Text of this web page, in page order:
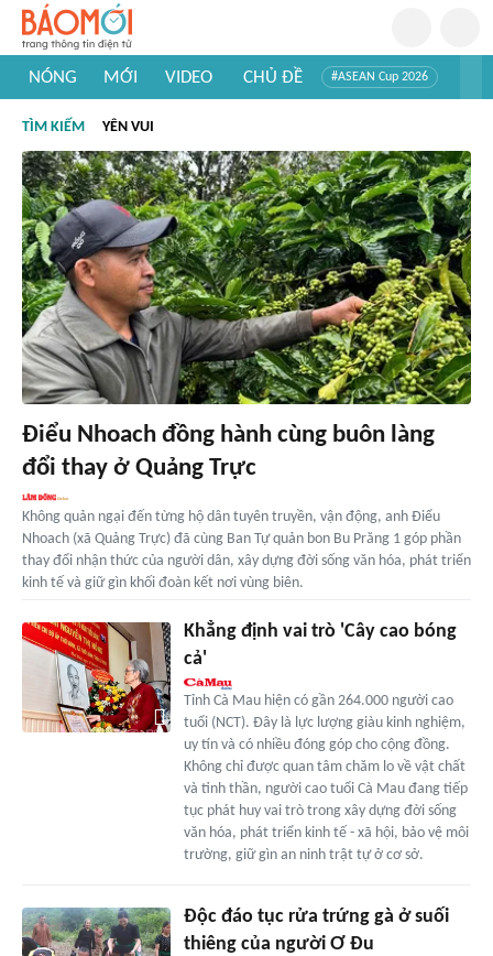
NÓNG MỚI VIDEO CHỦ ĐỀ #ASEAN Cup 2026
#Khám phá thế giới
TÌM KIẾM YÊN VUI
Điểu Nhoach đồng hành cùng buôn làng
đổi thay ở Quảng Trực
Không quản ngại đến từng hộ dân tuyên truyền, vận động, anh Điểu
Nhoach (xã Quảng Trực) đã cùng Ban Tự quản bon Bu Prăng 1 góp phần
thay đổi nhận thức của người dân, xây dựng đời sống văn hóa, phát triển
kinh tế và giữ gìn khối đoàn kết nơi vùng biên.
Khẳng định vai trò 'Cây cao bóng
cả'
Tỉnh Cà Mau hiện có gần 264.000 người cao
tuổi (NCT). Đây là lực lượng giàu kinh nghiệm,
uy tín và có nhiều đóng góp cho cộng đồng.
Không chỉ được quan tâm chăm lo về vật chất
và tinh thần, người cao tuổi Cà Mau đang tiếp
tục phát huy vai trò trong xây dựng đời sống
văn hóa, phát triển kinh tế - xã hội, bảo vệ môi
trường, giữ gìn an ninh trật tự ở cơ sở.
Độc đáo tục rửa trứng gà ở suối
thiêng của người Ơ Đu